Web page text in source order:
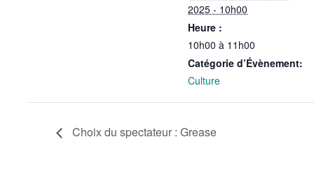
2025 - 10h00
Heure :
10h00 à 11h00
Catégorie d’Évènement:
Culture
Choix du spectateur : Grease